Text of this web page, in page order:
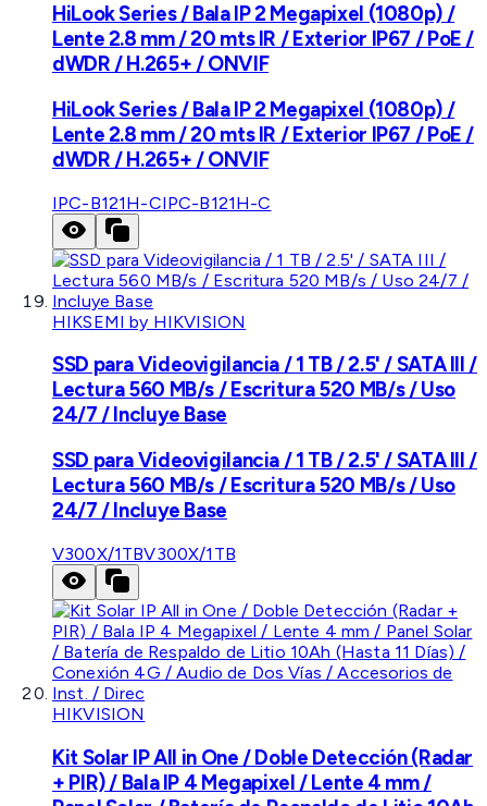
HiLook Series / Bala IP 2 Megapixel (1080p) /
Lente 2.8 mm / 20 mts IR / Exterior IP67 / PoE /
dWDR / H.265+ / ONVIF
HiLook Series / Bala IP 2 Megapixel (1080p) /
Lente 2.8 mm / 20 mts IR / Exterior IP67 / PoE /
dWDR / H.265+ / ONVIF
IPC-B121H-CIPC-B121H-C
HIKSEMI by HIKVISION
SSD para Videovigilancia / 1 TB / 2.5' / SATA III /
Lectura 560 MB/s / Escritura 520 MB/s / Uso
24/7 / Incluye Base
SSD para Videovigilancia / 1 TB / 2.5' / SATA III /
Lectura 560 MB/s / Escritura 520 MB/s / Uso
24/7 / Incluye Base
V300X/1TBV300X/1TB
HIKVISION
Kit Solar IP All in One / Doble Detección (Radar
+ PIR) / Bala IP 4 Megapixel / Lente 4 mm /